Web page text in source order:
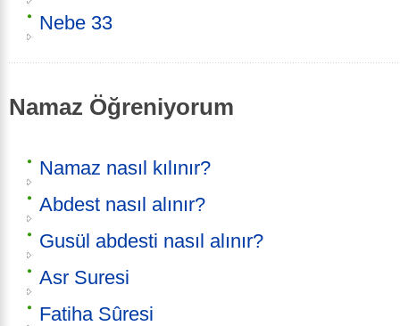
Nebe 33
Namaz Öğreniyorum
Namaz nasıl kılınır?
Abdest nasıl alınır?
Gusül abdesti nasıl alınır?
Asr Suresi
Fatiha Sûresi